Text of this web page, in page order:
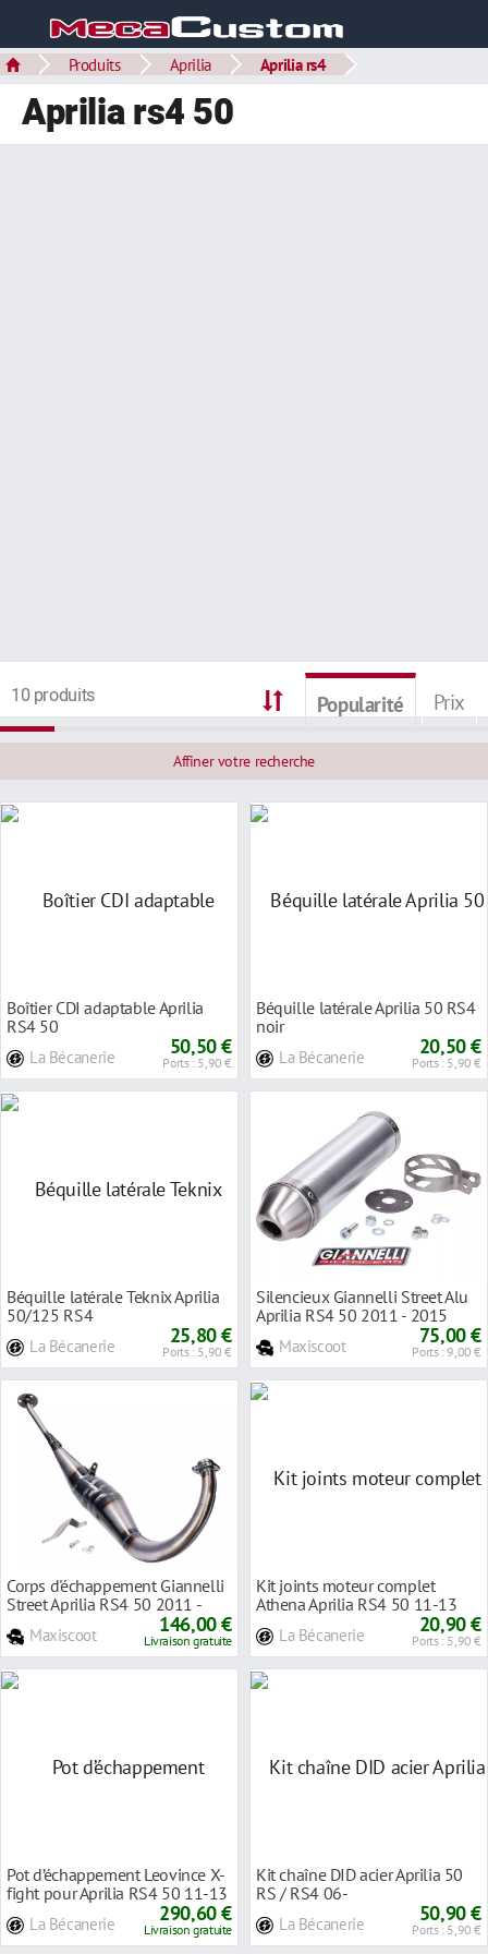
Produits Aprilia Aprilia rs4
Aprilia rs4 50
10 produits Popularité Prix
Affiner votre recherche
Boîtier CDI adaptable Aprilia
RS4 50
La Bécanerie 50,50 €
Ports : 5,90 €
Béquille latérale Aprilia 50 RS4
noir
La Bécanerie 20,50 €
Ports : 5,90 €
Béquille latérale Teknix Aprilia
50/125 RS4
La Bécanerie 25,80 €
Ports : 5,90 €
Silencieux Giannelli Street Alu
Aprilia RS4 50 2011 - 2015
Maxiscoot 75,00 €
Ports : 9,00 €
Corps d'échappement Giannelli
Street Aprilia RS4 50 2011 -
Maxiscoot 146,00 €
Livraison gratuite
Kit joints moteur complet
Athena Aprilia RS4 50 11-13
La Bécanerie 20,90 €
Ports : 5,90 €
Pot d’échappement Leovince X-
fight pour Aprilia RS4 50 11-13
La Bécanerie 290,60 €
Livraison gratuite
Kit chaîne DID acier Aprilia 50
RS / RS4 06-
La Bécanerie 50,90 €
Ports : 5,90 €